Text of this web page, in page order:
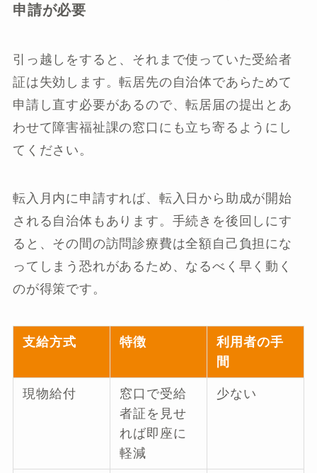
申請が必要
引っ越しをすると、それまで使っていた受給者
証は失効します。転居先の自治体であらためて
申請し直す必要があるので、転居届の提出とあ
わせて障害福祉課の窓口にも立ち寄るようにし
てください。
転入月内に申請すれば、転入日から助成が開始
される自治体もあります。手続きを後回しにす
ると、その間の訪問診療費は全額自己負担にな
ってしまう恐れがあるため、なるべく早く動く
のが得策です。
支給方式 特徴
利用者の手
間
現物給付
窓口で受給
者証を見せ
れば即座に
軽減
少ない